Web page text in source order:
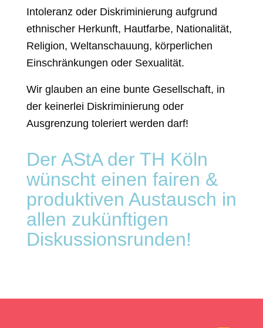
Intoleranz oder Diskriminierung aufgrund
ethnischer Herkunft, Hautfarbe, Nationalität,
Religion, Weltanschauung, körperlichen
Einschränkungen oder Sexualität.
Wir glauben an eine bunte Gesellschaft, in
der keinerlei Diskriminierung oder
Ausgrenzung toleriert werden darf!
Der AStA der TH Köln
wünscht einen fairen &
produktiven Austausch in
allen zukünftigen
Diskussionsrunden!